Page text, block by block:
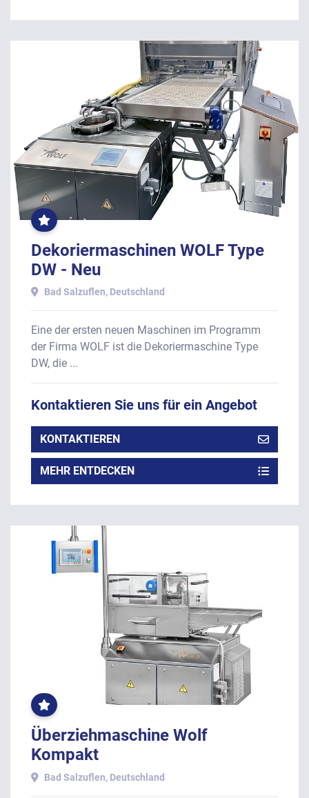
OFT
GEKLICKT
Dekoriermaschinen WOLF Type
DW - Neu
Bad Salzuflen, Deutschland
Eine der ersten neuen Maschinen im Programm
der Firma WOLF ist die Dekoriermaschine Type
DW, die ...
Kontaktieren Sie uns für ein Angebot
KONTAKTIEREN
MEHR ENTDECKEN
OFT
GEKLICKT
Überziehmaschine Wolf
Kompakt
Bad Salzuflen, Deutschland